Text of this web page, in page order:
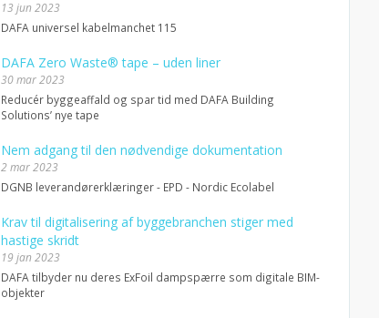
13 jun 2023
DAFA universel kabelmanchet 115
DAFA Zero Waste® tape – uden liner
30 mar 2023
Reducér byggeaffald og spar tid med DAFA Building
Solutions’ nye tape
Nem adgang til den nødvendige dokumentation
2 mar 2023
DGNB leverandørerklæringer - EPD - Nordic Ecolabel
Krav til digitalisering af byggebranchen stiger med
hastige skridt
19 jan 2023
DAFA tilbyder nu deres ExFoil dampspærre som digitale BIM-
objekter